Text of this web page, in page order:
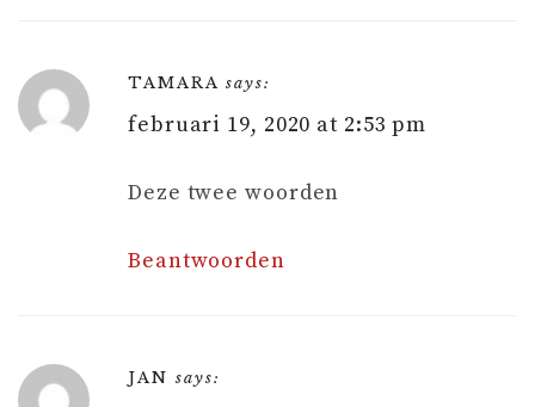
TAMARA says:
februari 19, 2020 at 2:53 pm
Deze twee woorden
Beantwoorden
JAN says: